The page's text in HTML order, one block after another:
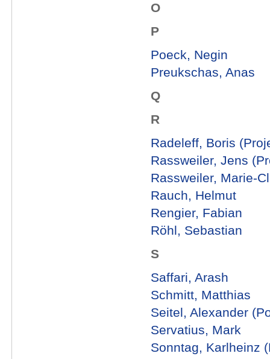
O
P
Poeck, Negin
Preukschas, Anas
Q
R
Radeleff, Boris
Rassweiler, Jens
Rassweiler, Marie-
Rauch, Helmut
Rengier, Fabian
Röhl, Sebastian
S
Saffari, Arash
Schmitt, Matthias
Seitel, Alexander
Servatius, Mark
Sonntag, Karlheinz